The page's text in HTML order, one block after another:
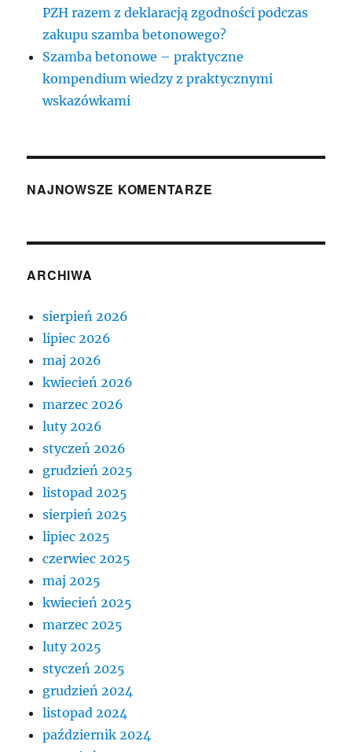
PZH razem z deklaracją zgodności podczas
zakupu szamba betonowego?
Szamba betonowe – praktyczne
kompendium wiedzy z praktycznymi
wskazówkami
NAJNOWSZE KOMENTARZE
ARCHIWA
sierpień 2026
lipiec 2026
maj 2026
kwiecień 2026
marzec 2026
luty 2026
styczeń 2026
grudzień 2025
listopad 2025
sierpień 2025
lipiec 2025
czerwiec 2025
maj 2025
kwiecień 2025
marzec 2025
luty 2025
styczeń 2025
grudzień 2024
listopad 2024
październik 2024